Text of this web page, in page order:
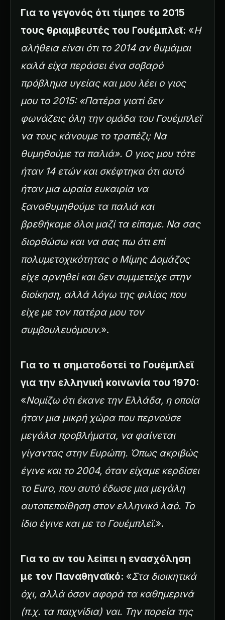
Για το γεγονός ότι τίμησε τo 2015
τους θριαμβευτές του Γουέμπλεϊ: «Η
αλήθεια είναι ότι το 2014 αν θυμάμαι
καλά είχα περάσει ένα σοβαρό
πρόβλημα υγείας και μου λέει ο γιος
μου το 2015: «Πατέρα γιατί δεν
φωνάζεις όλη την ομάδα του Γουέμπλεϊ
να τους κάνουμε το τραπέζι; Να
θυμηθούμε τα παλιά». Ο γιος μου τότε
ήταν 14 ετών και σκέφτηκα ότι αυτό
ήταν μια ωραία ευκαιρία να
ξαναθυμηθούμε τα παλιά και
βρεθήκαμε όλοι μαζί τα είπαμε. Να σας
διορθώσω και να σας πω ότι επί
πολυμετοχικότητας ο Μίμης Δομάζος
είχε αρνηθεί και δεν συμμετείχε στην
διοίκηση, αλλά λόγω της φιλίας που
είχε με τον πατέρα μου τον
συμβουλευόμουν.».
Για το τι σηματοδοτεί το Γουέμπλεϊ
για την ελληνική κοινωνία του 1970:
«Νομίζω ότι έκανε την Ελλάδα, η οποία
ήταν μια μικρή χώρα που περνούσε
μεγάλα προβλήματα, να φαίνεται
γίγαντας στην Ευρώπη. Όπως ακριβώς
έγινε και το 2004, όταν είχαμε κερδίσει
το Euro, που αυτό έδωσε μια μεγάλη
αυτοπεποίθηση στον ελληνικό λαό. Το
ίδιο έγινε και με το Γουέμπλεϊ.».
Για το αν του λείπει η ενασχόληση
με τον Παναθηναϊκό: «Στα διοικητικά
όχι, αλλά όσον αφορά τα καθημερινά
(π.χ. τα παιχνίδια) ναι. Την πορεία της